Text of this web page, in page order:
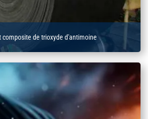
composite de trioxyde d'antimoine